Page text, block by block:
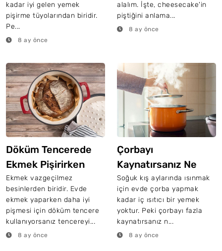
kadar iyi gelen yemek
pişirme tüyolarından biridir.
Pe...
8 ay önce
alalım. İşte, cheesecake'in
piştiğini anlama...
8 ay önce
Döküm Tencerede
Ekmek Pişirirken
Neden Önceden
Isıtmalısınız?
Ekmek vazgeçilmez
besinlerden biridir. Evde
ekmek yaparken daha iyi
pişmesi için döküm tencere
kullanıyorsanız tencereyi...
8 ay önce
Çorbayı
Kaynatırsanız Ne
Olur?
Soğuk kış aylarında ısınmak
için evde çorba yapmak
kadar iç ısıtıcı bir yemek
yoktur. Peki çorbayı fazla
kaynatırsanız n...
8 ay önce